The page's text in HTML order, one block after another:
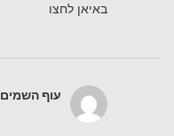
באיאן לחצו
עוף השמים